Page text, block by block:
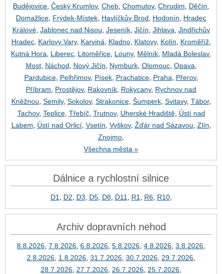
Budějovice Český Krumlov, Cheb Chomutov, Chrudim Děčín
Domažlice Frýdek-Místek Havlíčkův Brod Hodonín
Hradec
Králové, Jablonec nad Nisou Jeseník, Jičín Jihlava Jindřichův
Hradec, Karlovy Vary, Karviná Kladno, Klatovy, Kolín Kroměříž,
Kutná Hora
Liberec Litoměřice Louny, Mělník Mladá Boleslav,
Most, Náchod Nový Jičín Nymburk, Olomouc, Opava
Pardubice, Pelhřimov, Písek, Prachatice, Praha Přerov,
Příbram
Prostějov, Rakovník Rokycany, Rychnov nad
Kněžnou Semily, Sokolov, Strakonice, Šumperk, Svitavy, Tábor,
Tachov, Teplice, Třebíč, Trutnov, Uherské Hradiště, Ústí nad
Labem
Ústí nad Orlicí, Vsetín Vyškov, Žďár nad Sázavou Zlín
Znojmo
Všechna města »
Dálnice a rychlostní silnice
D1 D2 D3 D5, D8, D11 R1 R6, R10,
Archiv dopravních nehod
8.8.2026 7.8.2026 6.8.2026 5.8.2026 4.8.2026 3.8.2026
2.8.2026 1.8.2026 31.7.2026 30.7.2026 29.7.2026
28.7.2026 27.7.2026 26.7.2026 25.7.2026